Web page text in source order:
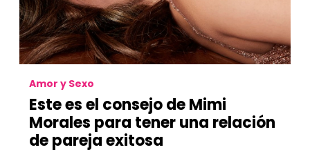
Amor y Sexo
Este es el consejo de Mimi
Morales para tener una relación
de pareja exitosa